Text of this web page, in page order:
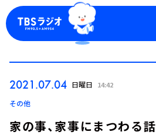
2021.07.04 日曜日 14:42
その他
家の事、家事にまつわる話